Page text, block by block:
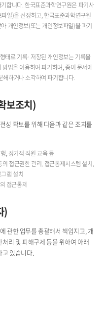
합니다. 한국표준과학연구원은 파기사
일)을 선정하고, 한국표준과학연구원
개인정보(또는 개인정보파일)을 파기
태로 기록·저장된 개인정보는 기록을
법을 이용하여 파기하며, 종이 문서에
하거나 소각하여 파기합니다.
보조치)
성 확보를 위해 다음과 같은 조치를
, 정기적 직원 교육 등
접근권한 관리, 접근통제시스템 설치,
램 설치
접근통제
)
관한 업무를 총괄해서 책임지고, 개
리 및 피해구제 등을 위하여 아래
고 있습니다.